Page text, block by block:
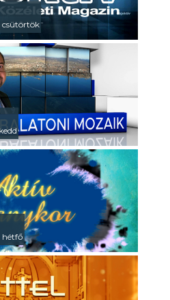
csütörtök
hétfő